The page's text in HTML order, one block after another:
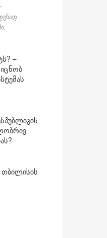
–
თბილისის